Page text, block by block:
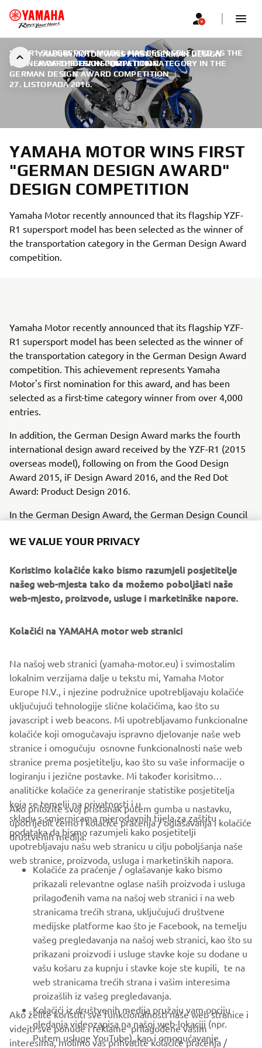
YAMAHA MOTOR WINS FIRST "GERMAN DESIGN
AWARD" DESIGN COMPETITION
YZF-R1 SUPERSPORT MODEL HAS BEEN SELECTED AS THE
WINNER OF THE TRANSPORTATION CATEGORY IN THE
GERMAN DESIGN AWARD COMPETITION |
27. LISTOPADA 2016.
YAMAHA MOTOR WINS FIRST
"GERMAN DESIGN AWARD"
DESIGN COMPETITION
Yamaha Motor recently announced that its flagship YZF-
R1 supersport model has been selected as the winner of
the transportation category in the German Design Award
competition.
Yamaha Motor recently announced that its flagship YZF-
R1 supersport model has been selected as the winner of
the transportation category in the German Design Award
competition. This achievement represents Yamaha
Motor's first nomination for this award, and has been
selected as a first-time category winner from over 4,000
entries.
In addition, the German Design Award marks the fourth
international design award received by the YZF-R1 (2015
overseas model), following on from the Good Design
Award 2015, iF Design Award 2016, and the Red Dot
Award: Product Design 2016.
In the German Design Award, the German Design Council
already recognized as being of a high design standard.
application be made for this internationally prestigious
design award. The title of 'winner' is an award of
excellence bestowed only on entries chosen by the jury
The new flagship YZF-R1 supersport model was
concepts of a YZR-M1 MotoGP machine, and comes
equipped with the potential for a circuit-level top speed.
The design, in addition to projecting the image of
the YZR-M1, is also a new innovation of the 'Speed
Racer'"concept, and represents a new strand of R-DNA.
Yamaha Motor Design Award Website
CORPORATE
FOR BUSINESS
MORE YAMAHA
SUPPORT
BILTEN
Budite prvi koji će saznati o najnovijim ponudama, posebnim
događajima, novim izdanjima i još mnogo toga
WE VALUE YOUR PRIVACY
Koristimo kolačiće kako bismo razumjeli posjetitelje
našeg web-mjesta tako da možemo poboljšati naše
web-mjesto, proizvode, usluge i marketinške napore.
Kolačići na YAMAHA motor web stranici
Na našoj web stranici (yamaha-motor.eu) i svimostalim
lokalnim verzijama dalje u tekstu mi, Yamaha Motor
Europe N.V., i njezine podružnice upotrebljavaju kolačiće
uključujući tehnologije slične kolačićima, kao što su
javascript i web beacons. Mi upotrebljavamo funkcionalne
kolačiće koji omogučavaju ispravno djelovanje naše web
stranice i omogučuju osnovne funkcionalnosti naše web
stranice prema posjetitelju, kao što su vaše informacije o
logiranju i jezične postavke. Mi također korisitmo
analitičke kolačiće za generiranje statistike posjetitelja
koja se temelji na privatnosti i u
skladu s smjernicama mjerodavnih tijela za zaštitu
podataka da bismo razumjeli kako posjetitelji
upotrebljavaju našu web stranicu u cilju poboljšanja naše
web stranice, proizvoda, usluga i marketinških napora.
Ako priložite svoj pristanak putem gumba u nastavku,
upotrijebit ćemo i kolačiće praćenja / oglašavanja i kolačiće
društvenih medija:
Kolačiće za praćenje / oglašavanje kako bismo
prikazali relevantne oglase naših proizvoda i usluga
prilagođenih vama na našoj web stranici i na web
stranicama trećih strana, uključujući društvene
medijske platforme kao što je Facebook, na temelju
vašeg pregledavanja na našoj web stranici, kao što su
prikazani proizvodi i usluge stavke koje su dodane u
vašu košaru za kupnju i stavke koje ste kupili, te na
web stranicama trećih strana i vašim interesima
proizašlih iz vašeg pregledavanja.
Kolačići iz društvenih medija pružaju vam opciju
gledanja videozapisa na našoj web-lokaciji (npr.
Putem usluge YouTube), kao i omogućavanje
Ako želite koristiti sve funkcionalnosti naše web stranice i
videjti sve ponude i reklame prilagođene vašim
interesima, molimo vas prihvatite kolačiće praćenja /